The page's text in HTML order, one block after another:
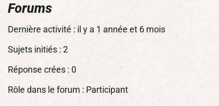
Forums
Dernière activité : il y a 1 année et 6 mois
Sujets initiés : 2
Réponse crées : 0
Rôle dans le forum : Participant